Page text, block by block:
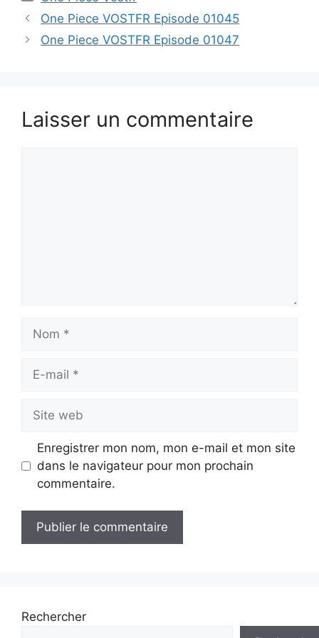
One Piece VOSTFR Episode 01045
One Piece VOSTFR Episode 01047
Laisser un commentaire
mail
web
Enregistrer mon nom, mon e-mail et mon site
dans le navigateur pour mon prochain
commentaire.
Rechercher